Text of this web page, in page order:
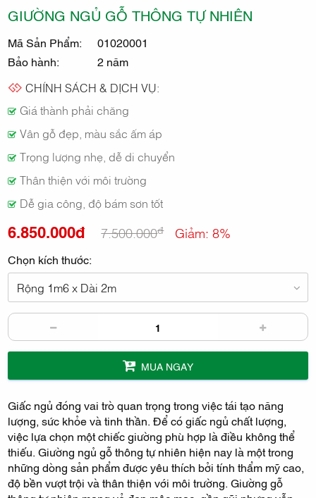
GIƯỜNG NGỦ GỖ THÔNG TỰ NHIÊN
Mã Sản Phẩm:
01020001
Bảo hành:
2 năm
CHÍNH SÁCH & DỊCH VỤ:
Giá thành phải chăng
Vân gỗ đẹp, màu sắc ấm áp
Trọng lượng nhẹ, dễ di chuyển
Thân thiện với môi trường
Dễ gia công, độ bám sơn tốt
6.850.000đ 7.500.000đ Giảm: 8%
Chọn kích thước:
Rộng 1m6 x Dài 2m
MUA NGAY
Giấc ngủ đóng vai trò quan trọng trong việc tái tạo năng
lượng, sức khỏe và tinh thần. Để có giấc ngủ chất lượng,
việc lựa chọn một chiếc giường phù hợp là điều không thể
thiếu. Giường ngủ gỗ thông tự nhiên hiện nay là một trong
những dòng sản phẩm được yêu thích bởi tính thẩm mỹ cao,
độ bền vượt trội và thân thiện với môi trường. Giường gỗ